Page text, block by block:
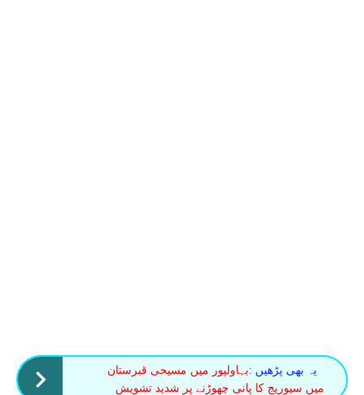
یہ بھی پڑھیں :بہاولپور میں مسیحی قبرستان
میں سیوریج کا پانی چھوڑنے پر شدید تشویش